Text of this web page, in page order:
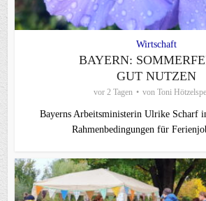
Wirtschaft
BAYERN:
GUT NUTZEN
vor 2 Tagen von Toni
Bayerns Arbeitsministerin Ulrike Scharf
Rahmenbedingungen für